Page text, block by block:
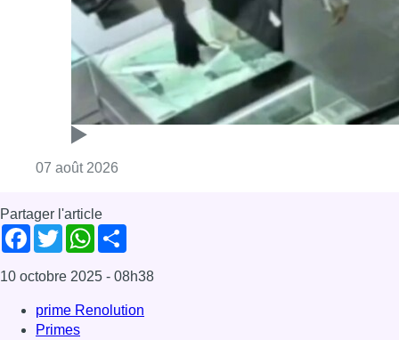
10 octobre 2025 - 08h38
prime Renolution
renolution
Rénovation
Formation bruxelloise
News
Offres d’emploi